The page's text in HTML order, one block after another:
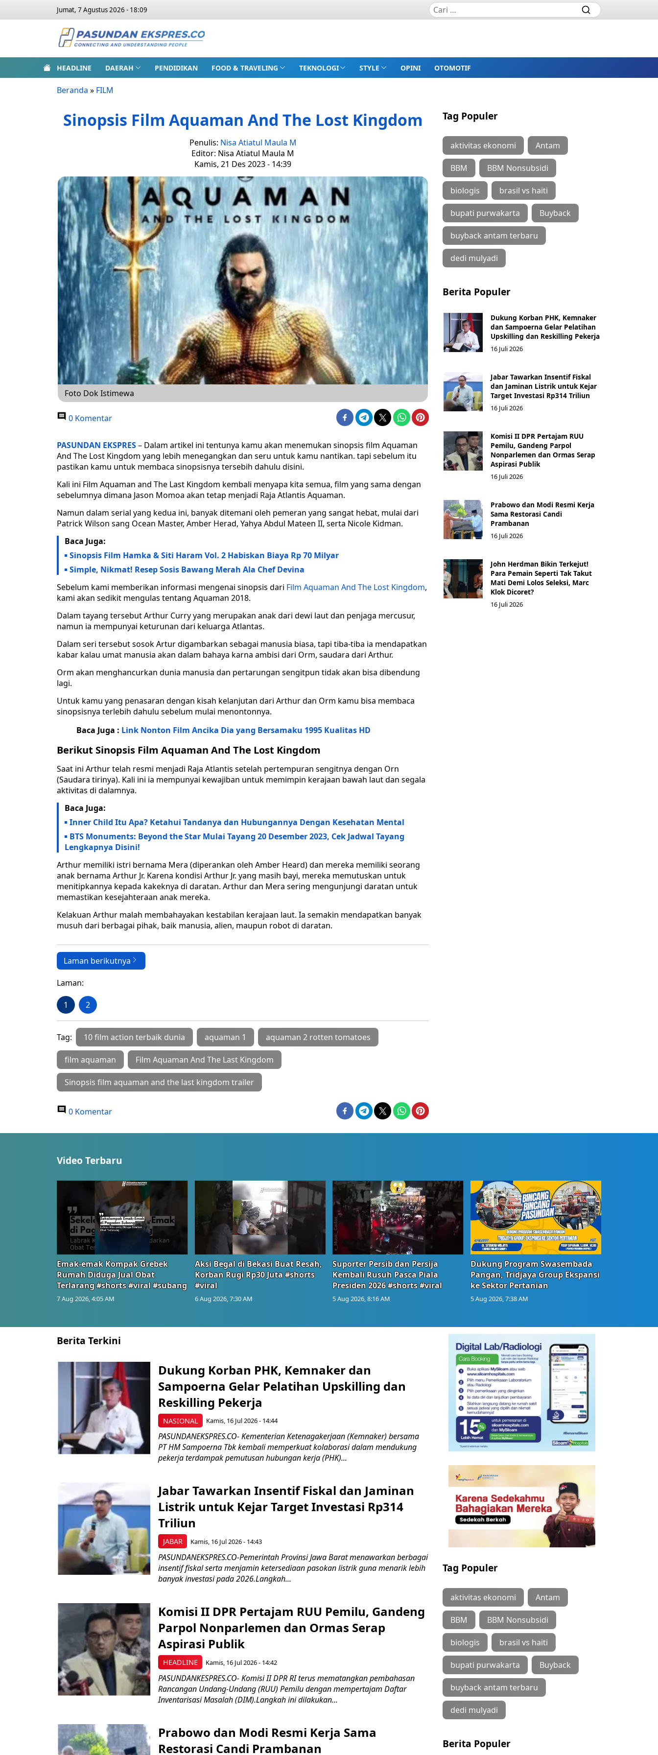
Jumat, 7 Agustus 2026 - 18:09
HEADLINE DAERAH PENDIDIKAN FOOD & TRAVELING TEKNOLOGI STYLE OPINI OTOMOTIF
Beranda » FILM
Sinopsis Film Aquaman And The Lost Kingdom
Penulis: Nisa Atiatul Maula M
Editor: Nisa Atiatul Maula M
Kamis, 21 Des 2023 - 14:39
Foto Dok Istimewa
0 Komentar
PASUNDAN EKSPRES– Dalam artikel ini tentunya kamu akan menemukan sinopsis film Aquaman
And The Lost Kingdom yang lebih menegangkan dan seru untuk kamu nantikan. tapi sebelum itu
pastikan kamu untuk membaca sinopsisnya tersebih dahulu disini.
Kali ini Film Aquaman and The Last Kingdom kembali menyapa kita semua, film yang sama dengan
sebelumnya dimana Jason Momoa akan tetap menjadi Raja Atlantis Aquaman.
Namun dalam serial yang kedua ini, banyak ditemani oleh pemeran yang sangat hebat, mulai dari
Patrick Wilson sang Ocean Master, Amber Herad, Yahya Abdul Mateen II, serta Nicole Kidman.
Baca Juga:
Sinopsis Film Hamka & Siti Haram Vol. 2 Habiskan Biaya Rp 70 Milyar
Simple, Nikmat! Resep Sosis Bawang Merah Ala Chef Devina
Sebelum kami memberikan informasi mengenai sinopsis dari Film Aquaman And The Lost Kingdom,
kami akan sedikit mengulas tentang Aquaman 2018.
Dalam tayang tersebut Arthur Curry yang merupakan anak dari dewi laut dan penjaga mercusur,
namun ia mempunyai keturunan dari keluarga Atlantas.
Dalam seri tersebut sosok Artur digambarkan sebagai manusia biasa, tapi tiba-tiba ia mendapatkan
kabar kalau umat manusia akan dalam bahaya karna ambisi dari Orm, saudara dari Arthur.
Orm akan menghancurkan dunia manusia dan pertarungan sengitpun tidak akan bisa dibendung
lagi.
Untuk kamu yang penasaran dengan kisah kelanjutan dari Arthur dan Orm kamu bisa membaca
sinopsisnya terlebih dahulu sebelum mulai menontonnya.
Baca Juga : Link Nonton Film Ancika Dia yang Bersamaku 1995 Kualitas HD
Berikut Sinopsis Film Aquaman And The Lost Kingdom
Saat ini Arthur telah resmi menjadi Raja Atlantis setelah pertempuran sengitnya dengan Orn
(Saudara tirinya). Kali ini ia mempunyai kewajiban untuk memimpin kerajaan bawah laut dan segala
aktivitas di dalamnya.
Baca Juga:
Inner Child Itu Apa? Ketahui Tandanya dan Hubungannya Dengan Kesehatan Mental
BTS Monuments: Beyond the Star Mulai Tayang 20 Desember 2023, Cek Jadwal Tayang
Lengkapnya Disini!
Arthur memiliki istri bernama Mera (diperankan oleh Amber Heard) dan mereka memiliki seorang
anak bernama Arthur Jr. Karena kondisi Arthur Jr. yang masih bayi, mereka memutuskan untuk
menitipkannya kepada kakeknya di daratan. Arthur dan Mera sering mengunjungi daratan untuk
memastikan kesejahteraan anak mereka.
Kelakuan Arthur malah membahayakan kestabilan kerajaan laut. Ia semakin mendapatkan banyak
musuh dari berbagai pihak, baik manusia, alien, maupun robot di daratan.
Laman berikutnya
Laman:
1 2
Tag: 10 film action terbaik dunia aquaman 1 aquaman 2 rotten tomatoes
film aquaman Film Aquaman And The Last Kingdom
Sinopsis film aquaman and the last kingdom trailer
0 Komentar
Tag Populer
aktivitas ekonomi Antam
BBM BBM Nonsubsidi
biologis brasil vs haiti
bupati purwakarta Buyback
buyback antam terbaru
dedi mulyadi
Berita Populer
Dukung Korban PHK, Kemnaker
dan Sampoerna Gelar Pelatihan
Upskilling dan Reskilling Pekerja
16 Juli 2026
Jabar Tawarkan Insentif Fiskal
dan Jaminan Listrik untuk Kejar
Target Investasi Rp314 Triliun
16 Juli 2026
Komisi II DPR Pertajam RUU
Pemilu, Gandeng Parpol
Nonparlemen dan Ormas Serap
Aspirasi Publik
16 Juli 2026
Prabowo dan Modi Resmi Kerja
Sama Restorasi Candi
Prambanan
16 Juli 2026
John Herdman Bikin Terkejut!
Para Pemain Seperti Tak Takut
Mati Demi Lolos Seleksi, Marc
Klok Dicoret?
16 Juli 2026
Video Terbaru
Emak-emak Kompak Grebek
Rumah Diduga Jual Obat
Terlarang #shorts #viral #subang
7 Aug 2026, 4:05 AM
Aksi Begal di Bekasi Buat Resah,
Korban Rugi Rp30 Juta #shorts
#viral
6 Aug 2026, 7:30 AM
Suporter Persib dan Persija
Kembali Rusuh Pasca Piala
Presiden 2026 #shorts #viral
5 Aug 2026, 8:16 AM
Dukung Program Swasembada
Pangan, Tridjaya Group Ekspansi
ke Sektor Pertanian
5 Aug 2026, 7:38 AM
Berita Terkini
NASIONAL
Dukung Korban PHK, Kemnaker dan
Sampoerna Gelar Pelatihan Upskilling dan
Reskilling Pekerja
Kamis, 16 Jul 2026 - 14:44
PASUNDANEKSPRES.CO- Kementerian Ketenagakerjaan (Kemnaker) bersama
PT HM Sampoerna Tbk kembali memperkuat kolaborasi dalam mendukung
pekerja terdampak pemutusan hubungan kerja (PHK)...
JABAR
Jabar Tawarkan Insentif Fiskal dan Jaminan
Listrik untuk Kejar Target Investasi Rp314
Triliun
Kamis, 16 Jul 2026 - 14:43
PASUNDANEKSPRES.CO-Pemerintah Provinsi Jawa Barat menawarkan berbagai
insentif fiskal serta menjamin ketersediaan pasokan listrik guna menarik lebih
banyak investasi pada 2026.Langkah...
HEADLINE
Komisi II DPR Pertajam RUU Pemilu, Gandeng
Parpol Nonparlemen dan Ormas Serap
Aspirasi Publik
Kamis, 16 Jul 2026 - 14:42
PASUNDANKESPRES.CO- Komisi II DPR RI terus mematangkan pembahasan
Rancangan Undang-Undang (RUU) Pemilu dengan mempertajam Daftar
Inventarisasi Masalah (DIM).Langkah ini dilakukan...
Prabowo dan Modi Resmi Kerja Sama
Restorasi Candi Prambanan
Tag Populer
aktivitas ekonomi Antam
BBM BBM Nonsubsidi
biologis brasil vs haiti
bupati purwakarta Buyback
buyback antam terbaru
dedi mulyadi
Berita Populer